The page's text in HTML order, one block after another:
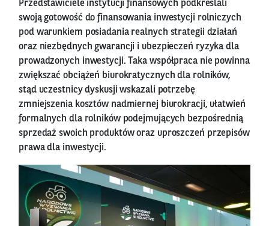
Przedstawiciele instytucji finansowych podkreślali
swoją gotowość do finansowania inwestycji rolniczych
pod warunkiem posiadania realnych strategii działań
oraz niezbędnych gwarancji i ubezpieczeń ryzyka dla
prowadzonych inwestycji. Taka współpraca nie powinna
zwiększać obciążeń biurokratycznych dla rolników,
stąd uczestnicy dyskusji wskazali potrzebę
zmniejszenia kosztów nadmiernej biurokracji, ułatwień
formalnych dla rolników podejmujących bezpośrednią
sprzedaż swoich produktów oraz uproszczeń przepisów
prawa dla inwestycji.